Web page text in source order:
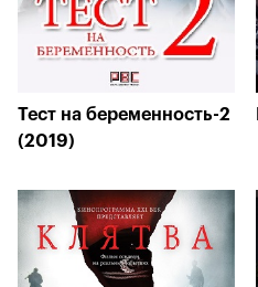
Тест на беременность-2
(2019)